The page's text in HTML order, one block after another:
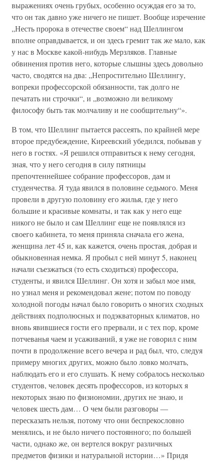
выражениях очень грубых, особенно осуждая его за то,
что он так давно уже ничего не пишет. Вообще изречение
„Несть пророка в отечестве своем“ над Шеллингом
вполне оправдывается, и он здесь гремит так же мало, как
у нас в Москве какой-нибудь Мерзляков. Главные
обвинения против него, которые слышны здесь довольно
часто, сводятся на два: „Непростительно Шеллингу,
вопреки профессорской обязанности, так долго не
печатать ни строчки“, и „возможно ли великому
философу быть так молчаливу и не сообщительну“».
В том, что Шеллинг пытается рассеять, по крайней мере
второе предубеждение, Киреевский убедился, побывав у
него в гостях. «Я решился отправиться к нему сегодня,
зная, что у него сегодня в силу пятницы
препочтеннейшее собрание профессоров, дам и
студенчества. Я туда явился в половине седьмого. Меня
провели в другую половину его жилья, где у него
большие и красивые комнаты, и так как у него еще
никого не было и сам Шеллинг еще не появлялся из
своего кабинета, то меня приняла сначала его жена,
женщина лет 45 и, как кажется, очень простая, добрая и
обыкновенная немка. Я пробыл с ней минут 5, наконец
начали съезжаться (то есть сходиться) профессора,
студенты, и явился Шеллинг. Он хотя и забыл мое имя,
но узнал меня и рекомендовал жене; потом по поводу
холодной погоды начал было говорить о многих сходных
действиях подполюсных и подэкваторных климатов, но
вновь явившиеся гости его прервали, и с тех пор, кроме
потчеванья чаем и усаживаний, я уже не говорил с ним
почти в продолжение всего вечера и рад был, что, следуя
примеру многих других, можно было ловко молчать,
наблюдать его и его слушать. К нему собралось несколько
студентов, человек десять профессоров, из которых я
некоторых знаю по физиономии, других не знаю, и
человек шесть дам… О чем были разговоры —
пересказать нельзя, потому что они беспрекословно
менялись, и не было ничего постоянного; по большей
части, однако же, он вертелся вокруг различных
предметов физики и натуральной истории…» Придя